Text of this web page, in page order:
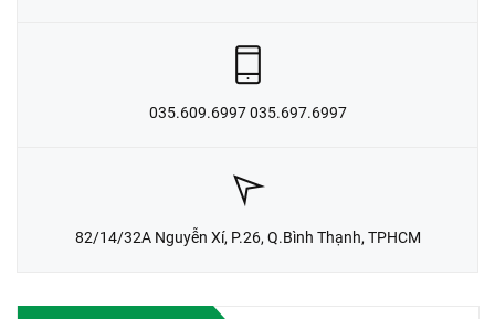
035.609.6997 035.697.6997
82/14/32A Nguyễn Xí, P.26, Q.Bình Thạnh, TPHCM